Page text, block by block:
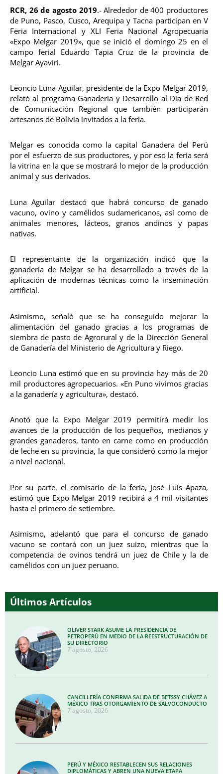
RCR, 26 de agosto 2019.-Alrededor de 400 productores
de Puno, Pasco, Cusco, Arequipa y Tacna participan en V
Feria Internacional y XLI Feria Nacional Agropecuaria
«Expo Melgar 2019», que se inició el domingo 25 en el
campo ferial Eduardo Tapia Cruz de la provincia de
Melgar Ayaviri.
Leoncio Luna Aguilar, presidente de la Expo Melgar 2019,
relató al programa Ganadería y Desarrollo al Día de Red
de Comunicación Regional que también participarán
artesanos de Bolivia invitados a la feria.
Melgar es conocida como la capital Ganadera del Perú
por el esfuerzo de sus productores, y por eso la feria será
la vitrina en la que se mostrará lo mejor de la producción
animal y sus derivados.
Luna Aguilar destacó que habrá concurso de ganado
vacuno, ovino y camélidos sudamericanos, así como de
animales menores, lácteos, granos andinos y papas
nativas.
El representante de la organización indicó que la
ganadería de Melgar se ha desarrollado a través de la
aplicación de modernas técnicas como la inseminación
artificial.
Asimismo, señaló que se ha conseguido mejorar la
alimentación del ganado gracias a los programas de
siembra de pasto de Agrorural y de la Dirección General
de Ganadería del Ministerio de Agricultura y Riego.
Leoncio Luna estimó que en su provincia hay más de 20
mil productores agropecuarios. «En Puno vivimos gracias
a la ganadería y agricultura», destacó.
Anotó que la Expo Melgar 2019 permitirá medir los
avances de la producción de los pequeños, medianos y
grandes ganaderos, tanto en carne como en producción
de leche en su provincia, la que consideró como la mejor
a nivel nacional.
Por su parte, el comisario de la feria, José Luis Apaza,
estimó que Expo Melgar 2019 recibirá a 4 mil visitantes
hasta el primero de setiembre.
Asimismo, adelantó que para el concurso de ganado
vacuno se contará con un juez suizo, mientras que la
competencia de ovinos tendrá un juez de Chile y la de
camélidos con un juez peruano.
Últimos Artículos
OLIVER STARK ASUME LA PRESIDENCIA DE
PETROPERÚ EN MEDIO DE LA REESTRUCTURACIÓN DE
SU DIRECTORIO
7 agosto, 2026
CANCILLERÍA CONFIRMA SALIDA DE BETSSY CHÁVEZ A
MÉXICO TRAS OTORGAMIENTO DE SALVOCONDUCTO
7 agosto, 2026
PERÚ Y MÉXICO RESTABLECEN SUS RELACIONES
DIPLOMÁTICAS Y ABREN UNA NUEVA ETAPA